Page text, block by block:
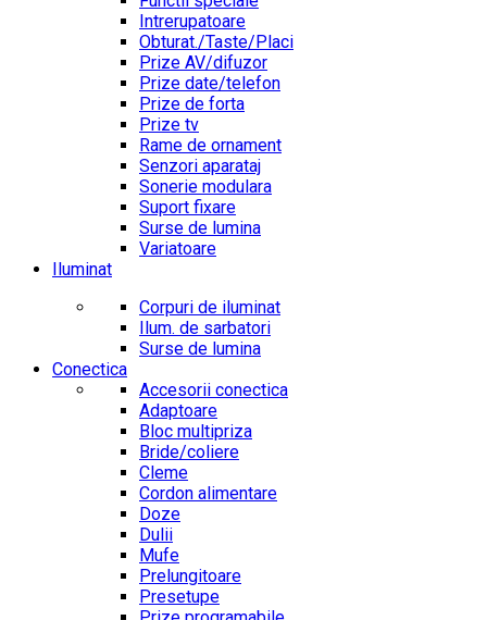
Intrerupatoare
Obturat./Taste/Placi
Prize AV/difuzor
Prize date/telefon
Prize de forta
Prize tv
Rame de ornament
Senzori aparataj
Sonerie modulara
Suport fixare
Surse de lumina
Variatoare
Iluminat
Corpuri de iluminat
Ilum. de sarbatori
Surse de lumina
Conectica
Accesorii conectica
Adaptoare
Bloc multipriza
Bride/coliere
Cleme
Cordon alimentare
Doze
Dulii
Mufe
Prelungitoare
Presetupe